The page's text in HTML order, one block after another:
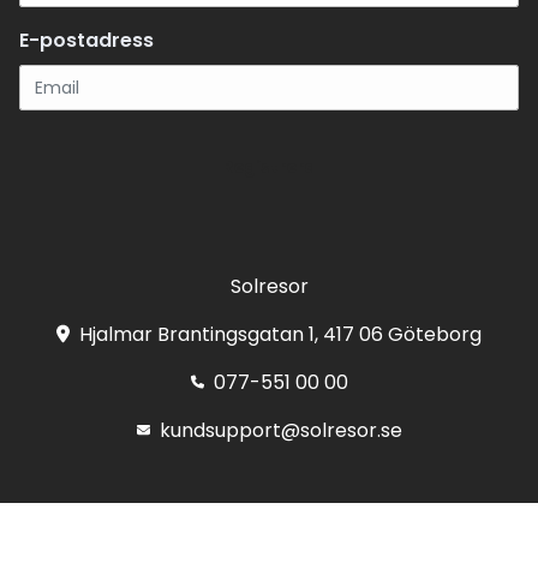
E-postadress
Solresor
Hjalmar Brantingsgatan 1, 417 06 Göteborg
077-551 00 00
kundsupport@solresor.se